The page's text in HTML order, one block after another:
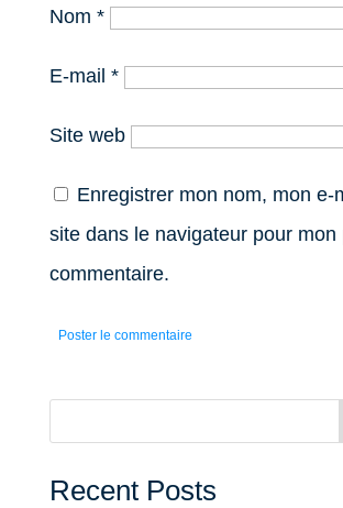
Nom *
E-mail *
Site web
Enregistrer mon nom, mon e-
site dans le navigateur pour mon
commentaire.
Recent Posts